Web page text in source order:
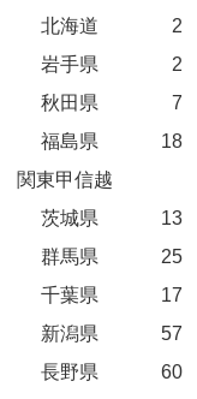
北海道
2
岩手県
2
秋田県
7
福島県
18
関東甲信越
茨城県
13
群馬県
25
千葉県
17
新潟県
57
長野県
60